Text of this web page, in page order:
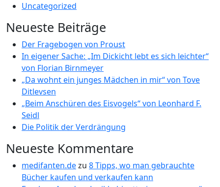
Uncategorized
Neueste Beiträge
Der Fragebogen von Proust
In eigener Sache: „Im Dickicht lebt es sich leichter“
von Florian Birnmeyer
„Da wohnt ein junges Mädchen in mir“ von Tove
Ditlevsen
„Beim Anschüren des Eisvogels“ von Leonhard F.
Seidl
Die Politik der Verdrängung
Neueste Kommentare
medifanten.dezu 8 Tipps, wo man gebrauchte
Bücher kaufen und verkaufen kann